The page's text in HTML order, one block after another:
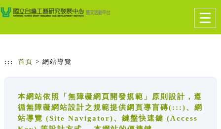
跳到主要內容
網站導覽
::: 首頁 > 網站導覽
本網站依照「無障礙網頁開發規範」原則設計，遵
循無障礙網站設計之規範提供網頁導盲磚(:::)、網
站導覽 (Site Navigator)、鍵盤快速鍵 (Access